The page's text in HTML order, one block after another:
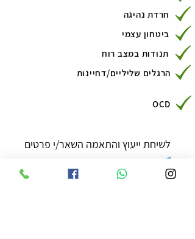
חרדת נהיגה
ביטחון עצמי
תנודות במצב רוח
הרגלים שליליים/דחיינות
OCD
לשיחת ייעוץ והתאמה השאר/י פרטים